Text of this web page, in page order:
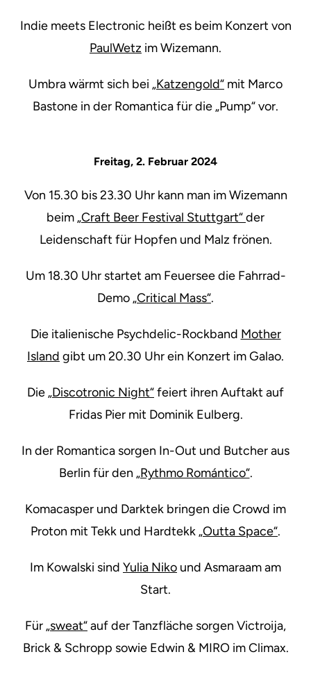
Indie meets Electronic heißt es beim Konzert von
PaulWetz im Wizemann.
Umbra wärmt sich bei „Katzengold“ mit Marco
Bastone in der Romantica für die „Pump“ vor.
Freitag, 2. Februar 2024
Von 15.30 bis 23.30 Uhr kann man im Wizemann
beim „Craft Beer Festival Stuttgart“der
Leidenschaft für Hopfen und Malz frönen.
Um 18.30 Uhr startet am Feuersee die Fahrrad-
Demo „Critical Mass“.
Die italienische Psychdelic-Rockband Mother
Island gibt um 20.30 Uhr ein Konzert im Galao.
Die „Discotronic Night“feiert ihren Auftakt auf
Fridas Pier mit Dominik Eulberg.
In der Romantica sorgen In-Out und Butcher aus
Berlin für den „Rythmo Romántico“.
Komacasper und Darktek bringen die Crowd im
Proton mit Tekk und Hardtekk „Outta Space“.
Im Kowalski sind Yulia Niko und Asmaraam am
Start.
Für „sweat“auf der Tanzfläche sorgen Victroija,
Brick & Schropp sowie Edwin & MIRO im Climax.